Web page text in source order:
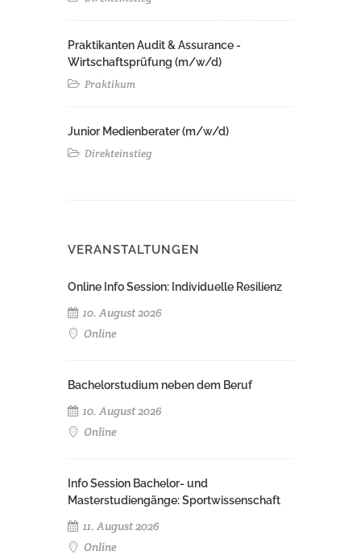
Praktikanten Audit & Assurance -
Wirtschaftsprüfung (m/w/d)
Praktikum
Junior Medienberater (m/w/d)
Direkteinstieg
VERANSTALTUNGEN
Online Info Session: Individuelle Resilienz
10. August 2026
Online
Bachelorstudium neben dem Beruf
10. August 2026
Online
Info Session Bachelor- und
Masterstudiengänge: Sportwissenschaft
11. August 2026
Online